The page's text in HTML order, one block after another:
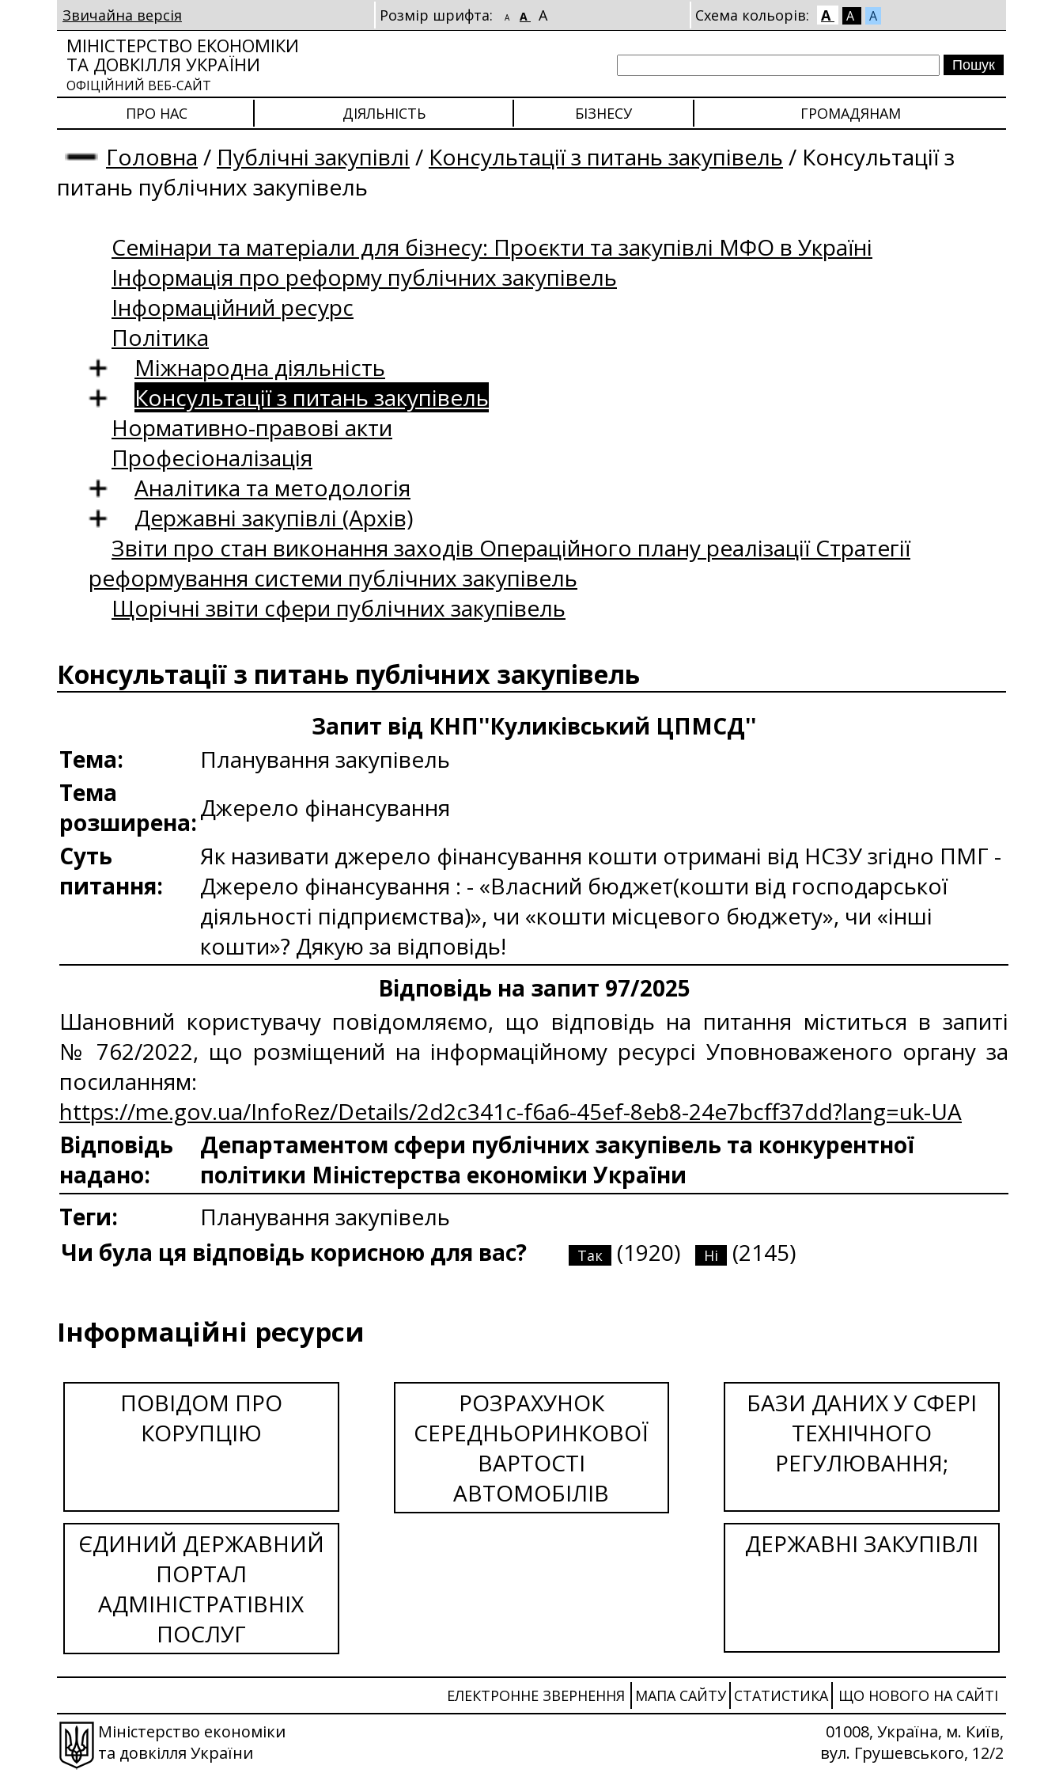
Звичайна версія Розмір шрифта: A A A Схема кольорів: A A A
МІНІСТЕРСТВО ЕКОНОМІКИ
ТА ДОВКІЛЛЯ УКРАЇНИ
ОФІЦІЙНИЙ ВЕБ-САЙТ
ПРО НАС ДІЯЛЬНІСТЬ БІЗНЕСУ ГРОМАДЯНАМ
Головна / Публічні закупівлі / Консультації з питань закупівель / Консультації з
питань публічних закупівель
Семінари та матеріали для бізнесу: Проєкти та закупівлі МФО в Україні
Інформація про реформу публічних закупівель
Інформаційний ресурс
Політика
Міжнародна діяльність
Консультації з питань закупівель
Нормативно-правові акти
Професіоналізація
Аналітика та методологія
Державні закупівлі (Архів)
Звіти про стан виконання заходів Операційного плану реалізації Стратегії
реформування системи публічних закупівель
Щорічні звіти сфери публічних закупівель
Консультації з питань публічних закупівель
Запит від КНП''Куликівський ЦПМСД''
Тема:
Планування закупівель
Тема
розширена:Джерело фінансування
Суть
питання:
Як називати джерело фінансування кошти отримані від НСЗУ згідно ПМГ -
Джерело фінансування : - «Власний бюджет(кошти від господарської
діяльності підприємства)», чи «кошти місцевого бюджету», чи «інші
кошти»? Дякую за відповідь!
Відповідь на запит 97/2025
Шановний користувачу повідомляємо, що відповідь на питання міститься в запиті
№ 762/2022, що розміщений на інформаційному ресурсі Уповноваженого органу за
посиланням:
https://me.gov.ua/InfoRez/Details/2d2c341c-f6a6-45ef-8eb8-24e7bcff37dd?lang=uk-UA
Відповідь
надано:
Департаментом сфери публічних закупівель та конкурентної
політики Міністерства економіки України
Теги:
Планування закупівель
Чи була ця відповідь корисною для вас?
Так (1920) Ні (2145)
Інформаційні ресурси
ПОВІДОМ ПРО
КОРУПЦІЮ
РОЗРАХУНОК
СЕРЕДНЬОРИНКОВОЇ
ВАРТОСТІ
АВТОМОБІЛІВ
БАЗИ ДАНИХ У СФЕРІ
ТЕХНІЧНОГО
РЕГУЛЮВАННЯ;
ЄДИНИЙ ДЕРЖАВНИЙ
ПОРТАЛ
АДМІНІСТРАТІВНІХ
ПОСЛУГ
ДЕРЖАВНІ ЗАКУПІВЛІ
ЕЛЕКТРОННЕ ЗВЕРНЕННЯ МАПА САЙТУ СТАТИСТИКА ЩО НОВОГО НА САЙТІ
Міністерство економіки
та довкілля України
01008, Україна, м. Київ,
вул. Грушевського, 12/2